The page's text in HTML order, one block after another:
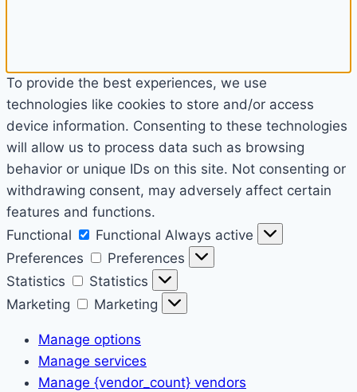
To provide the best experiences, we use
technologies like cookies to store and/or access
device information. Consenting to these technologies
will allow us to process data such as browsing
behavior or unique IDs on this site. Not consenting or
withdrawing consent, may adversely affect certain
features and functions.
Functional
Functional Always active
Preferences
Preferences
Statistics
Statistics
Marketing
Marketing
Manage options
Manage services
Manage {vendor_count} vendors